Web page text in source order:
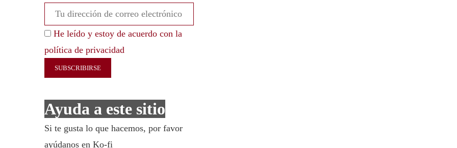
He leído y estoy de acuerdo con la
política de privacidad
Ayuda a este sitio
Si te gusta lo que hacemos, por favor
ayúdanos en Ko-fi